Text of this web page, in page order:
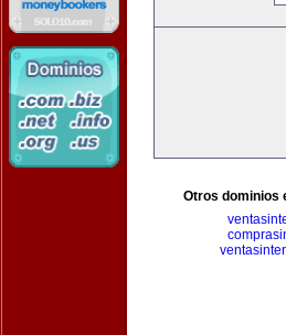
Otros dominios